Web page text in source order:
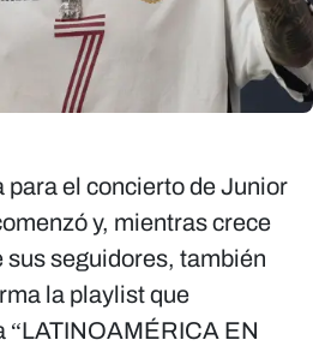
para el concierto de Junior
y, mientras crece
sus seguidores, también
la playlist que
“LATINOAMÉRICA EN